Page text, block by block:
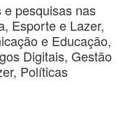
pesquisas nas
Esporte e Lazer,
e Educação,
Digitais, Gestão
Políticas